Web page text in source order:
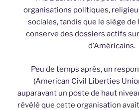
organisations politiques,
sociales, tandis que le siège de
conserve des dossiers actifs
d’Américains.
Peu de temps après, un
(American Civil Liberties
auparavant un poste de haut
révélé que cette organisation